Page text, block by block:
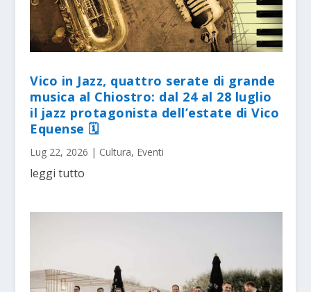
Vico in Jazz, quattro serate di grande
musica al Chiostro: dal 24 al 28 luglio
il jazz protagonista dell’estate di Vico
Equense 🗓
Lug 22, 2026 | Cultura, Eventi
leggi tutto